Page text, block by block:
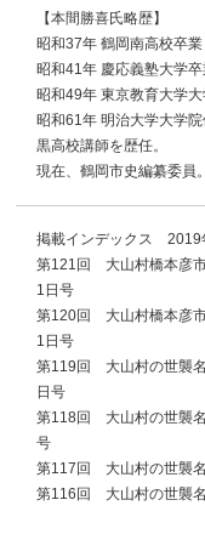
【本間勝喜氏略歴】
昭和37年 鶴岡南高校卒業
昭和41年 慶応義塾大学
昭和49年 東京教育大学
昭和61年 明治大学大学
黒高校講師を歴任。
現在、鶴岡市史編纂委員。
掲載インデックス 2019
第121回 大山村橋本彦
1日号
第120回 大山村橋本彦
1日号
第119回 大山村の世襲
日号
第118回 大山村の世襲
号
第117回 大山村の世襲
第116回 大山村の世襲